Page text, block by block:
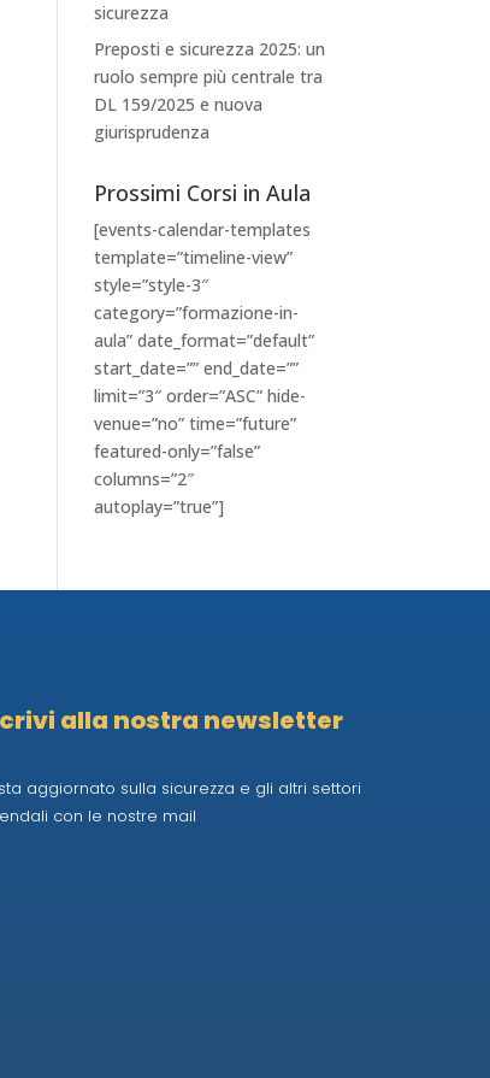
sicurezza
Preposti e sicurezza 2025: un
ruolo sempre più centrale tra
DL 159/2025 e nuova
giurisprudenza
Prossimi Corsi in Aula
[events-calendar-templates
template=”timeline-view”
style=”style-3″
category=”formazione-in-
aula” date_format=”default”
start_date=”” end_date=””
limit=”3″ order=”ASC” hide-
venue=”no” time=”future”
featured-only=”false”
columns=”2″
autoplay=”true”]
alla nostra newsletter
aggiornato sulla sicurezza e gli altri settori
con le nostre mail